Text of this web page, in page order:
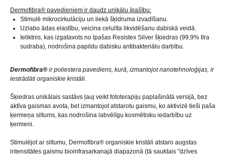
Dermofibra® pavedieniem ir daudz unikālu īpašību:
Stimulē mikrocirkulāciju un liekā šķidruma izvadīšanu.
Uzlabo ādas elastību, veicina celulīta likvidēšanu dabiskā veidā.
Ieliktnis, kas izgatavots no īpašas Resistex Silver šķiedras (99,9% tīra
sudraba), nodrošina papildu dabisku antibakteriālu darbību.
Dermofibra® ir poliestera pavediens, kurā, izmantojot nanotehnoloģijas, ir
iestrādāti organiskie kristāli.
Šķiedras unikālais sastāvs ļauj veikt fototerapiju paplašinātā versijā, bez
aktīva gaismas avota, bet izmantojot atstarotu gaismu, ko aktivizē tieši paša
ķermeņa siltums, kas nodrošina labvēlīgu kosmētisku iedarbību uz
ķermeni.
Stimulējot ar siltumu, Dermofibra® organiskie kristāli atstaro augstas
intensitātes gaismu bioinfrasarkanajā diapazonā (tā sauktais "dzīves